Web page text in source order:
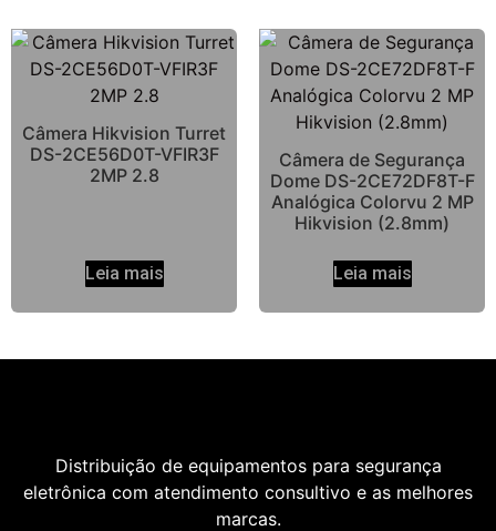
Câmera Hikvision Turret
DS-2CE56D0T-VFIR3F
2MP 2.8
Leia mais
Câmera de Segurança
Dome DS-2CE72DF8T-F
Analógica Colorvu 2 MP
Hikvision (2.8mm)
Leia mais
Distribuição de equipamentos para segurança
eletrônica com atendimento consultivo e as melhores
marcas.